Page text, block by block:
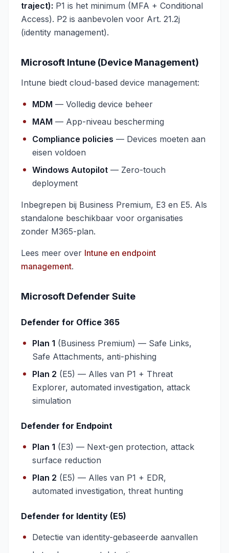
traject): P1 is het minimum (MFA + Conditional
Access). P2 is aanbevolen voor Art. 21.2j
(identity management).
Microsoft Intune (Device Management)
Intune biedt cloud-based device management:
MDM — Volledig device beheer
MAM — App-niveau bescherming
Compliance policies — Devices moeten aan
eisen voldoen
Windows Autopilot — Zero-touch
deployment
Inbegrepen bij Business Premium, E3 en E5. Als
standalone beschikbaar voor organisaties
zonder M365-plan.
Lees meer over Intune en endpoint
management.
Microsoft Defender Suite
Defender for Office 365
Plan 1 (Business Premium) — Safe Links,
Safe Attachments, anti-phishing
Plan 2 (E5) — Alles van P1 + Threat
Explorer, automated investigation, attack
simulation
Defender for Endpoint
Plan 1 (E3) — Next-gen protection, attack
surface reduction
Plan 2 (E5) — Alles van P1 + EDR,
automated investigation, threat hunting
Defender for Identity (E5)
Detectie van identity-gebaseerde aanvallen